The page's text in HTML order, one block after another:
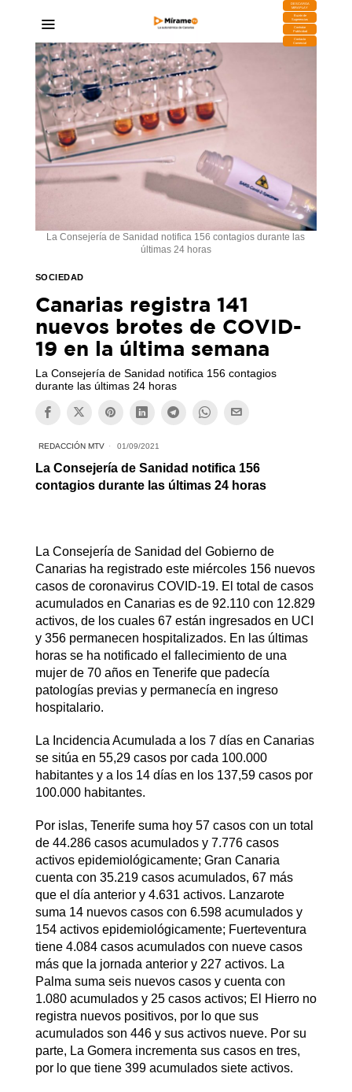
DESCARGA
MIRAPLAY
Buzón de
Sugerencias
Contratar
Publicidad
Contacto
Comercial
La Consejería de Sanidad notifica 156 contagios durante las
últimas 24 horas
SOCIEDAD
Canarias registra 141
nuevos brotes de COVID-
19 en la última semana
La Consejería de Sanidad notifica 156 contagios
durante las últimas 24 horas
REDACCIÓN MTV 01/09/2021
La Consejería de Sanidad notifica 156
contagios durante las últimas 24 horas
La Consejería de Sanidad del Gobierno de
Canarias ha registrado este miércoles 156 nuevos
casos de coronavirus COVID-19. El total de casos
acumulados en Canarias es de 92.110 con 12.829
activos, de los cuales 67 están ingresados en UCI
y 356 permanecen hospitalizados. En las últimas
horas se ha notificado el fallecimiento de una
mujer de 70 años en Tenerife que padecía
patologías previas y permanecía en ingreso
hospitalario.
La Incidencia Acumulada a los 7 días en Canarias
se sitúa en 55,29 casos por cada 100.000
habitantes y a los 14 días en los 137,59 casos por
100.000 habitantes.
Por islas, Tenerife suma hoy 57 casos con un total
de 44.286 casos acumulados y 7.776 casos
activos epidemiológicamente; Gran Canaria
cuenta con 35.219 casos acumulados, 67 más
que el día anterior y 4.631 activos. Lanzarote
suma 14 nuevos casos con 6.598 acumulados y
154 activos epidemiológicamente; Fuerteventura
tiene 4.084 casos acumulados con nueve casos
más que la jornada anterior y 227 activos. La
Palma suma seis nuevos casos y cuenta con
1.080 acumulados y 25 casos activos; El Hierro no
registra nuevos positivos, por lo que sus
acumulados son 446 y sus activos nueve. Por su
parte, La Gomera incrementa sus casos en tres,
por lo que tiene 399 acumulados siete activos.